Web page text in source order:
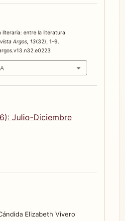
literaria: entre la literatura
Argos, 13(32), 1–9.
Julio-Diciembre
Elizabeth Vivero